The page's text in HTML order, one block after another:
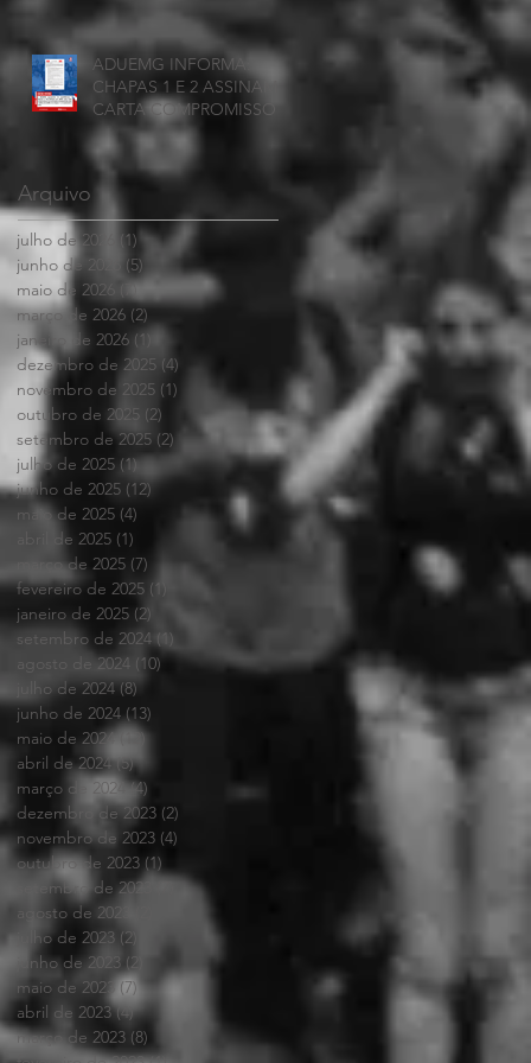
ADUEMG INFORMA:
CHAPAS 1 E 2 ASSINAM
CARTA COMPROMISSO
Arquivo
julho de 2026 (1) 1 post
junho de 2026
(5)
maio de 2026
março de 2026 (2) 2 posts
janeiro de 2026 (1)
dezembro de 2025 (4)
novembro de 2025 (1) 1 post
outubro de 2025 (2) 2 posts
setembro de 2025 (2) 2 posts
julho de 2025 (1)1 post
junho de 2025 (12)12 posts
maio de 2025 (4)
abril de 2025 (1)
março de 2025 (7) 7 posts
fevereiro de 2025 (1)
janeiro de 2025 (2)
setembro de 2024 (1)
agosto de 2024 (10) 10 posts
julho de 2024 (8)8 posts
junho de 2024 (13)
maio de 2024
(12)12 posts
abril de 2024 (5)5 posts
março de 2024 (4)
dezembro de 2023 (2)
novembro de 2023 (4)
outubro de 2023 (1)
setembro de 2023
7 posts
agosto de 2023
julho de 2023 (2)
junho de 2023 (2)
maio de 2023 (7) 7 posts
abril de 2023 (4)4 posts
março de 2023 (8)